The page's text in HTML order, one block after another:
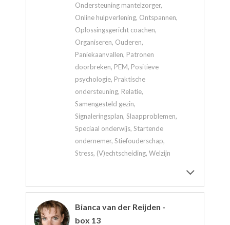
Ondersteuning mantelzorger,
Online hulpverlening, Ontspannen,
Oplossingsgericht coachen,
Organiseren, Ouderen,
Paniekaanvallen, Patronen
doorbreken, PEM, Positieve
psychologie, Praktische
ondersteuning, Relatie,
Samengesteld gezin,
Signaleringsplan, Slaapproblemen,
Speciaal onderwijs, Startende
ondernemer, Stiefouderschap,
Stress, (V)echtscheiding, Welzijn
Bianca van der Reijden -
box 13